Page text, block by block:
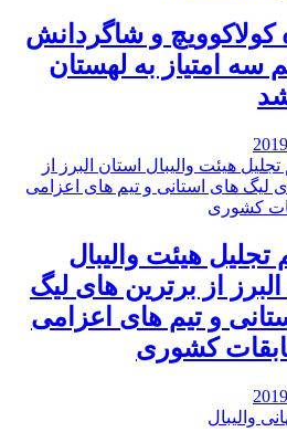
کولاکوویچ و شاگردانش
سه امتیاز به لهستان
هیئت والیبال
البرز از برترین های لیگ
و تیم های اعزامی
کشوری